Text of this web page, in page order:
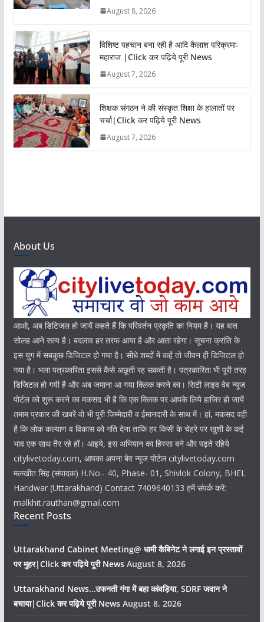
August 8, 2026
विशिष्ट पहचान बना रही है आदि कैलाश परिक्रमाः
महाराज |Click कर पढ़िये पूरी News
August 7, 2026
शिक्षक संगठन ने की संस्कृत शिक्षा के हालातों पर
चर्चा|Click कर पढ़िये पूरी News
August 7, 2026
About Us
आओ, अब डिटिजल हो जायें कहते हैं कि परिवर्तन प्रकृति का नियम है। यह बात
सोलह आने सत्य है। बदलाव हर तरफ आया है और आता रहेगा। सूचना क्रांति के
इस युग में सबकुछ डिजिटल हो गया है। सीधे शब्दों में कहें तो जीवन ही डिजिटल हो
गया है। भला पत्रकारिता इससे कैसे अछूती रह सकती है। पत्रकारिता भी पूरी तरह
डिजिटल हो गयी है और अब जमाना आ गया क्लिक करने का। सिटी लाइव वेब न्यूज
पोर्टल को शुरू करने का मकसद भी है कि एक क्लिक पर आपके लिये हाजिर हो जायें
तमाम प्रकार की खबरें वो भी पूरी जिम्मेदारी व ईमानदारी के साथ में। हां, मकसद वही
है कि लोक कल्याण व विकास को गति देना ताकि हर किसी के चेहरे पर खुशी के कई
भाव एक साथ तैर रहे हों। आइये, इस अभियान का हिस्सा बने और पढ़ते रहिये
citylivetoday.com, आपका अपना बेव न्यूज पोर्टल citylivetoday.com
मलखीत सिंह (संपादक) H.No.- 40, Phase- 01, Shivlok Colony, BHEL
Haridwar (Uttarakhand) Contact 7409640133 हमें संपर्क करें:
malkhit.rauthan@gmail.com
Recent Posts
Uttarakhand Cabinet Meeting@ धामी कैबिनेट ने लगाई इन प्रस्तावों
पर मुहर|Click कर पढ़िये पूरी News August 8, 2026
Uttarakhand News…उफनती गंगा में बहा कांवड़िया, SDRF जवान ने
बचाया|Click कर पढ़िये पूरी News August 8, 2026